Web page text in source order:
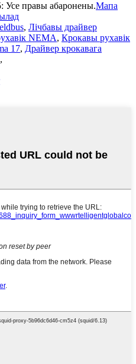
Усе правы абаронены.Мапа
, Лічбавы драйвер
NEMA, Крокавы рухавік
17, Драйвер крокавага
,